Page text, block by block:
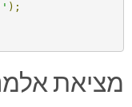
' );
מציאת